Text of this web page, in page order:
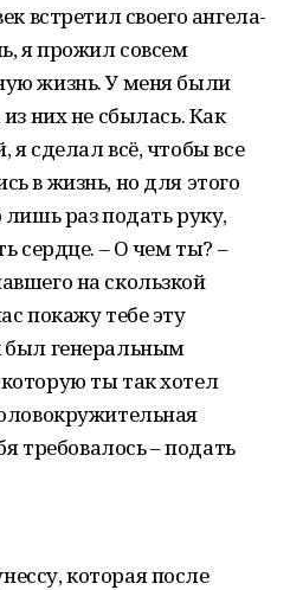
встретил своего ангела-
я прожил совсем
жизнь. У меня были
них не сбылась. Как
сделал всё, чтобы все
в жизнь, но для этого
раз подать руку,
сердце. – О чем ты? –
на скользкой
покажу тебе эту
был генеральным
ты так хотел
требовалось – подать
которая после